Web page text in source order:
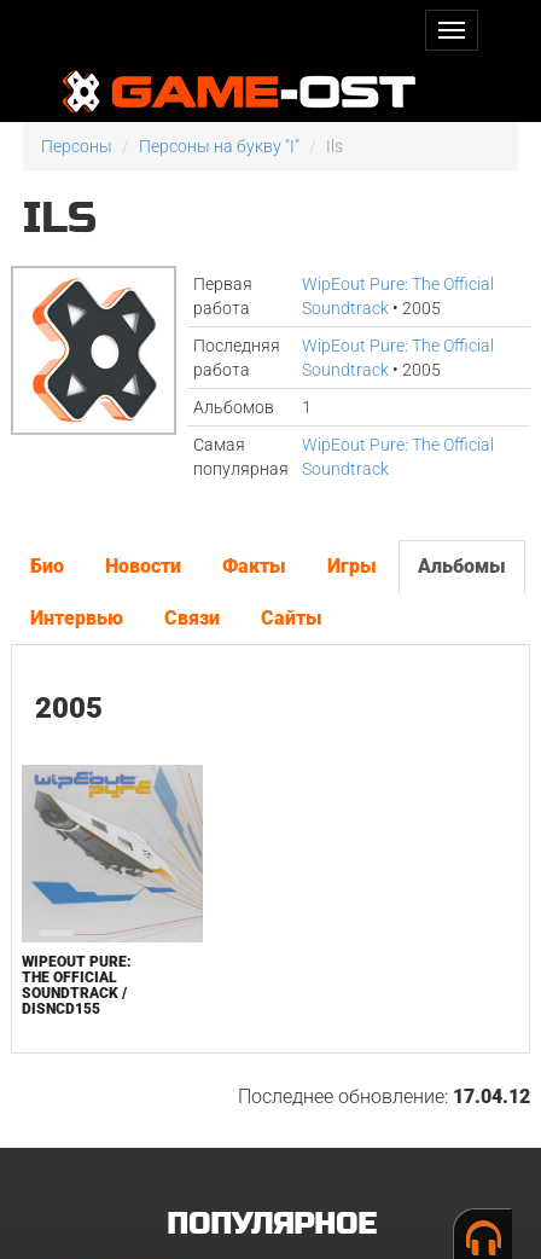
Персоны Персоны на букву "I" Ils
ILS
Первая
работа
WipEout Pure: The Official
Soundtrack • 2005
Последняя
работа
WipEout Pure: The Official
Soundtrack • 2005
Альбомов
1
Самая
популярная
WipEout Pure: The Official
Soundtrack
Био Новости Факты Игры Альбомы
Интервью Связи Сайты
2005
WIPEOUT PURE:
THE OFFICIAL
SOUNDTRACK /
DISNCD155
Последнее обновление: 17.04.12
ПОПУЛЯРНОЕ